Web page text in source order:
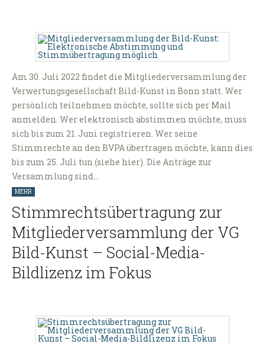
Am 30. Juli 2022 findet die Mitgliederversammlung der
Verwertungsgesellschaft Bild-Kunst in Bonn statt. Wer
persönlich teilnehmen möchte, sollte sich per Mail
anmelden. Wer elektronisch abstimmen möchte, muss
sich bis zum 21. Juni registrieren. Wer seine
Stimmrechte an den BVPA übertragen möchte, kann dies
bis zum 25. Juli tun (siehe hier). Die Anträge zur
Versammlung sind…
MEHR
Stimmrechtsübertragung zur
Mitgliederversammlung der VG
Bild-Kunst – Social-Media-
Bildlizenz im Fokus